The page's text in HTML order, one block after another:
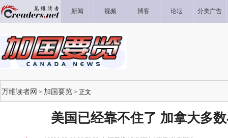
新闻 视频 博客 论坛 分类广告
万维读者网 > 加国要览 > 正文
美国已经靠不住了 加拿大多